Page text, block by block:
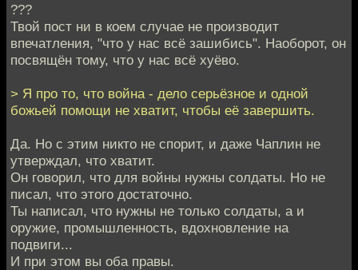
???
Твой пост ни в коем случае не производит
впечатления, "что у нас всё зашибись". Наоборот, он
посвящён тому, что у нас всё хуёво.
> Я про то, что война - дело серьёзное и одной
божьей помощи не хватит, чтобы её завершить.
Да. Но с этим никто не спорит, и даже Чаплин не
утверждал, что хватит.
Он говорил, что для войны нужны солдаты. Но не
писал, что этого достаточно.
Ты написал, что нужны не только солдаты, а и
оружие, промышленность, вдохновление на
подвиги...
И при этом вы оба правы.